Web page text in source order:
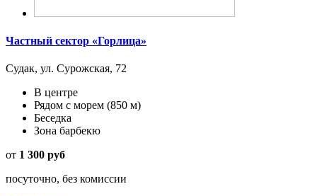
Частный сектор «Горлица»
Судак, ул. Сурожская, 72
В центре
Рядом с морем (850 м)
Беседка
Зона барбекю
от 1 300 руб
посуточно, без комиссии